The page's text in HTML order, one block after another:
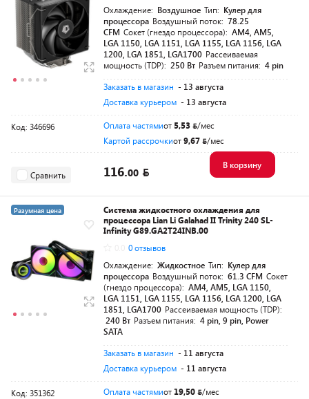
Охлаждение: Воздушное Тип: Кулер для
процессора Воздушный поток: 78.25
CFM Сокет (гнездо процессора): AM4, AM5,
LGA 1150, LGA 1151, LGA 1155, LGA 1156, LGA
1200, LGA 1851, LGA1700 Рассеиваемая
мощность (TDP): 250 Вт Разъем питания: 4 pin
Заказать в магазин - 13 августа
Доставка курьером - 13 августа
Код: 346696 Оплата частямиот 5,53
/мес
Картой рассрочкиот9,67 /мес
Сравнить 116.00
В корзину
Разумная цена
Система жидкостного охлаждения для
процессора Lian Li Galahad II Trinity 240 SL-
Infinity G89.GA2T24INB.00
0 отзывов
Охлаждение: Жидкостное Тип: Кулер для
процессора Воздушный поток: 61.3 CFM Сокет
(гнездо процессора): AM4, AM5, LGA 1150,
LGA 1151, LGA 1155, LGA 1156, LGA 1200, LGA
1851, LGA1700 Рассеиваемая мощность (TDP):
240 Вт Разъем питания: 4 pin, 9 pin, Power
SATA
Заказать в магазин - 11 августа
Доставка курьером - 11 августа
Код: 351362 Оплата частямиот 19,50
/мес